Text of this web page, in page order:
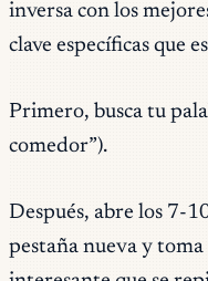
inversa con los
clave específicas que
Primero, busca tu
comedor”).
Después, abre los 7-
pestaña nueva y